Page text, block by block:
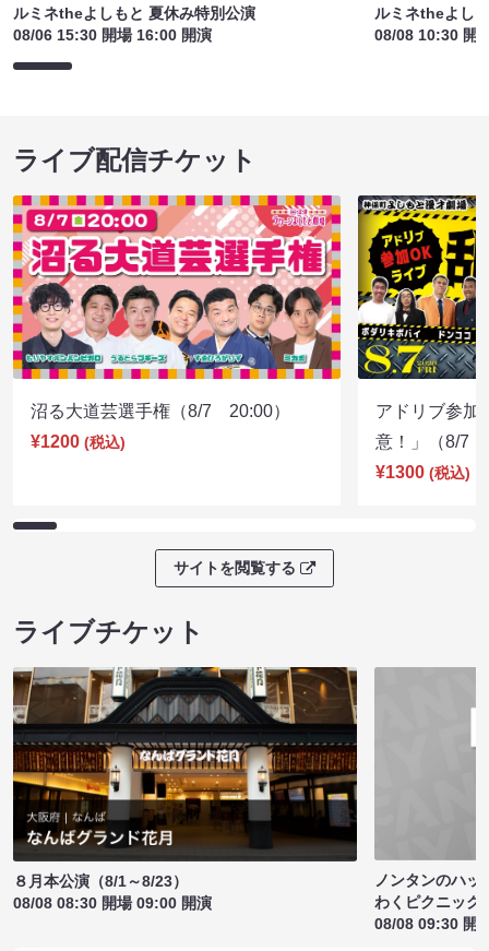
ルミネtheよしもと 夏休み特別公演
08/06 15:30 開場 16:00 開演
ルミネtheよし
08/08 10:30 開
ライブ配信チケット
沼る大道芸選手権（8/7 20:00）
¥1200 (税込)
アドリブ参加
意！」（8/7
¥1300 (税込)
サイトを閲覧する
ライブチケット
８月本公演（8/1～8/23）
08/08 08:30 開場 09:00 開演
ノンタンのハッ
わくピクニック
08/08 09:30 開